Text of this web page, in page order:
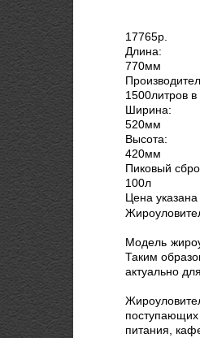
17765р.
Длина:
770мм
1500литров в
Ширина:
520мм
Высота:
420мм
Пиковый
100л
Цена указана
Модель
Таким
актуально
питания,